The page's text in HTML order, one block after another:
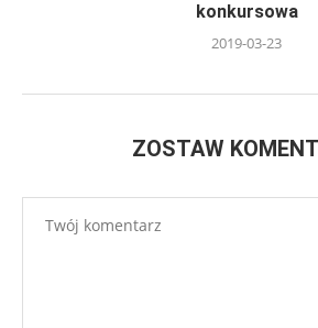
konkursowa
2019-03-23
ZOSTAW